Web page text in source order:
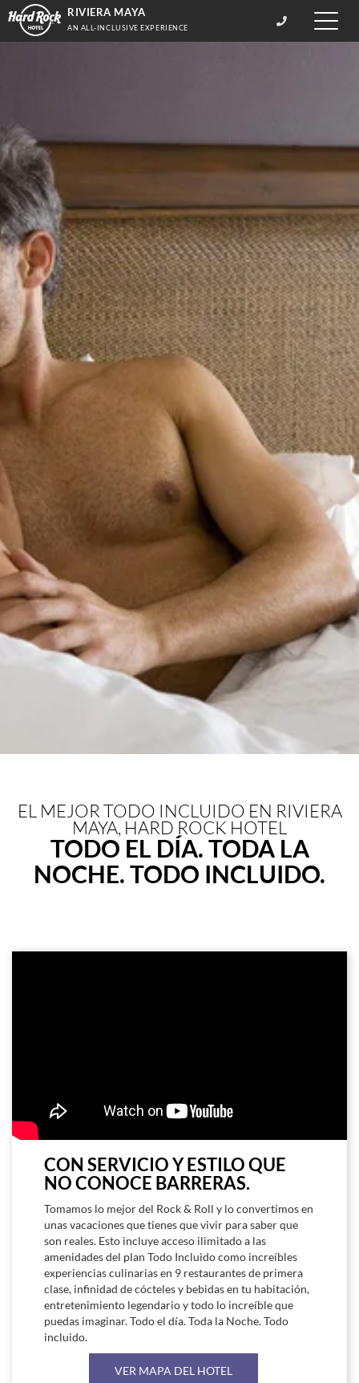
Toggle
RIVIERA MAYA
AN ALL-INCLUSIVE EXPERIENCE
EL MEJOR TODO INCLUIDO EN RIVIERA
MAYA, HARD ROCK HOTEL
TODO EL DÍA. TODA LA
NOCHE. TODO INCLUIDO.
CON SERVICIO Y ESTILO QUE
NO CONOCE BARRERAS.
Tomamos lo mejor del Rock & Roll y lo convertimos en
unas vacaciones que tienes que vivir para saber que
son reales. Esto incluye acceso ilimitado a las
amenidades del plan Todo Incluido como increíbles
experiencias culinarias en 9 restaurantes de primera
clase, infinidad de cócteles y bebidas en tu habitación,
entretenimiento legendario y todo lo increíble que
puedas imaginar. Todo el día. Toda la Noche. Todo
incluido.
VER MAPA DEL HOTEL